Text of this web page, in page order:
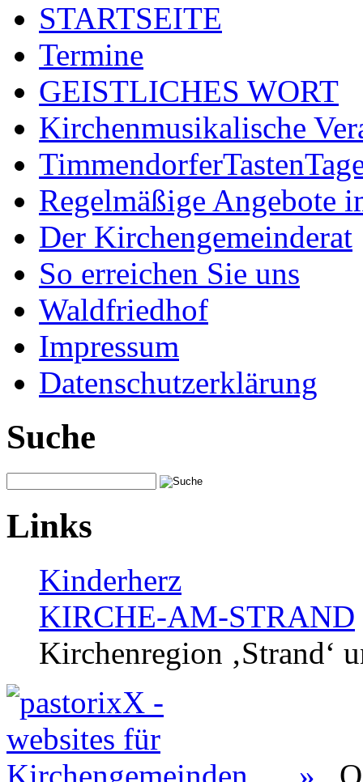
STARTSEITE
Termine
GEISTLICHES WORT
Kirchenmusikalische
Regelmäßige Angebote
Der Kirchengemeinderat
So erreichen Sie uns
Waldfriedhof
Impressum
Datenschutzerklärung
Suche
Links
Kinderherz
KIRCHE-AM-STRAND
Kirchenregion ‚Strand‘
»